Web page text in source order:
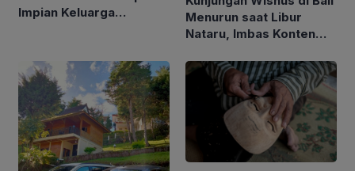
Impian Keluarga
Menurun saat Libur
Nataru, Imbas Konten